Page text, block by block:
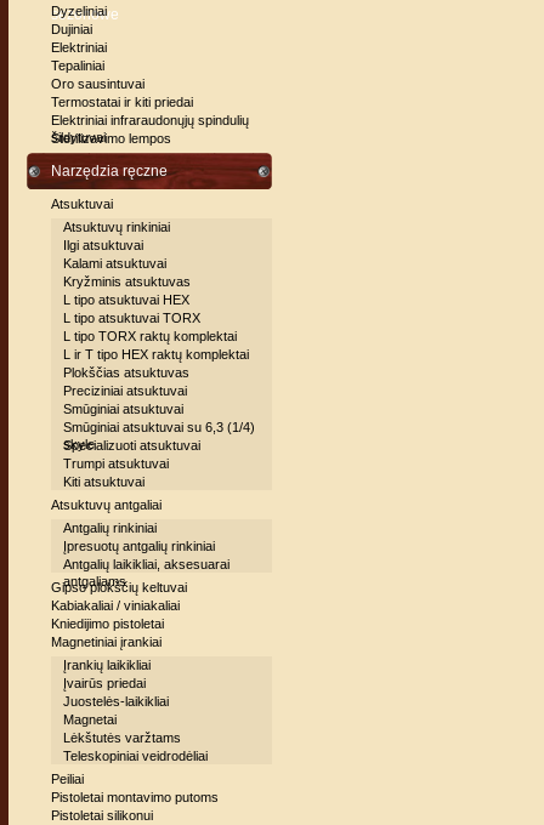
sezonowe
Dyzeliniai
Dujiniai
Elektriniai
Tepaliniai
Oro sausintuvai
Termostatai ir kiti priedai
Elektriniai infraraudonųjų spindulių
šildytuvai
Sterilizavimo lempos
Narzędzia ręczne
Atsuktuvai
Atsuktuvų rinkiniai
Ilgi atsuktuvai
Kalami atsuktuvai
Kryžminis atsuktuvas
L tipo atsuktuvai HEX
L tipo atsuktuvai TORX
L tipo TORX raktų komplektai
L ir T tipo HEX raktų komplektai
Plokščias atsuktuvas
Preciziniai atsuktuvai
Smūginiai atsuktuvai
Smūginiai atsuktuvai su 6,3 (1/4)
skyle
Specializuoti atsuktuvai
Trumpi atsuktuvai
Kiti atsuktuvai
Atsuktuvų antgaliai
Antgalių rinkiniai
Įpresuotų antgalių rinkiniai
Antgalių laikikliai, aksesuarai
antgaliams
Gipso plokščių keltuvai
Kabiakaliai / viniakaliai
Kniedijimo pistoletai
Magnetiniai įrankiai
Įrankių laikikliai
Įvairūs priedai
Juostelės-laikikliai
Magnetai
Lėkštutės varžtams
Teleskopiniai veidrodėliai
Peiliai
Pistoletai montavimo putoms
Pistoletai silikonui